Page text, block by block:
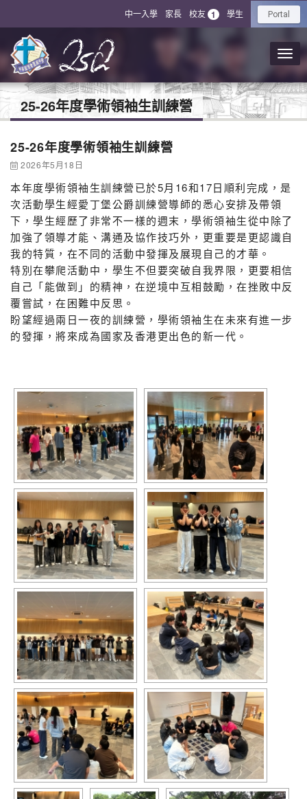
中一入學 家長 校友 1 學生 Portal
25-26年度學術領袖生訓練營
25-26年度學術領袖生訓練營
2026年5月18日
本年度學術領袖生訓練營已於5月16和17日順利完成，是
次活動學生經愛丁堡公爵訓練營導師的悉心安排及帶領
下，學生經歷了非常不一樣的週末，學術領袖生從中除了
加強了領導才能、溝通及協作技巧外，更重要是更認識自
我的特質，在不同的活動中發揮及展現自己的才華。
特別在攀爬活動中，學生不但要突破自我界限，更要相信
自己「能做到」的精神，在逆境中互相鼓勵，在挫敗中反
覆嘗試，在困難中反思。
盼望經過兩日一夜的訓練營，學術領袖生在未來有進一步
的發揮，將來成為國家及香港更出色的新一代。